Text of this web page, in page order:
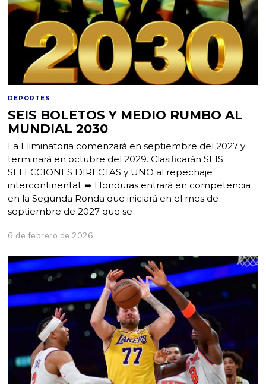
DEPORTES
SEIS BOLETOS Y MEDIO RUMBO AL
MUNDIAL 2030
La Eliminatoria comenzará en septiembre del 2027 y
terminará en octubre del 2029. Clasificarán SEIS
SELECCIONES DIRECTAS y UNO al repechaje
intercontinental. ➥ Honduras entrará en competencia
en la Segunda Ronda que iniciará en el mes de
septiembre de 2027 que se
6 de febrero de 2026